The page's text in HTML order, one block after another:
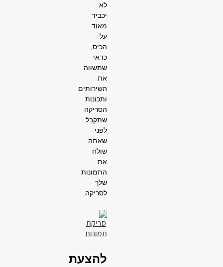
לא
יכביד
מאוד
על
הכיס,
כדאי
שתשווה
את
השירותים
ותכונות
הסריקה
שתקבל
לפני
שאתה
שולח
את
התמונות
שלך
לסריקה.
להצעת